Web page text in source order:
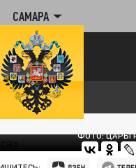
САМАРА
ФОТО: